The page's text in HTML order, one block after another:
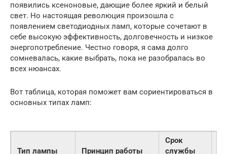
появились ксеноновые, дающие более яркий и белый
свет. Но настоящая революция произошла с
появлением светодиодных ламп, которые сочетают в
себе высокую эффективность, долговечность и низкое
энергопотребление. Честно говоря, я сама долго
сомневалась, какие выбрать, пока не разобралась во
всех нюансах.
Вот таблица, которая поможет вам сориентироваться в
основных типах ламп:
Тип лампы Принцип работы
Срок
службы